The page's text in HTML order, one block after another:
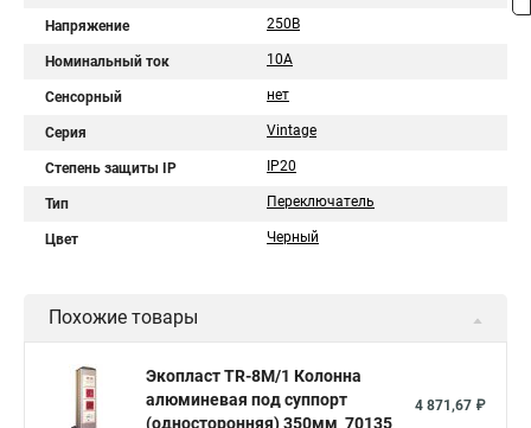
Напряжение 250В
Номинальный ток 10A
Сенсорный нет
Серия Vintage
Степень защиты IP IP20
Тип Переключатель
Цвет Черный
Похожие товары
Экопласт TR-8M/1 Колонна
алюминевая под суппорт
(односторонняя) 350мм 70135
4 871,67 ₽